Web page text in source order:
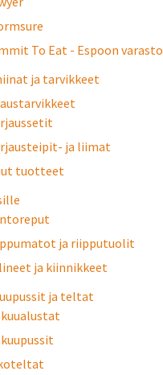
To Eat - Espoon varasto
ja tarvikkeet
ja liimat
tuotteet
ja riipputuolit
ja kiinnikkeet
ja teltat